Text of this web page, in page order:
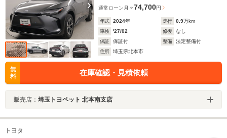
通常ローン 月々74,700円
年式 2024年 走行 0.9万km
車検
'27/02 修復
なし
保証
保証付 整備
法定整備付
住所
埼玉県北本市
無
料
在庫確認・見積依頼
販売店： 埼玉トヨペット 北本南支店
トヨタ